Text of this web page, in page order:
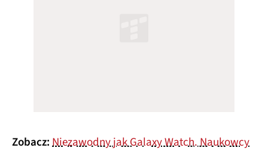
Zobacz:Niezawodny jak Galaxy Watch. Naukowcy